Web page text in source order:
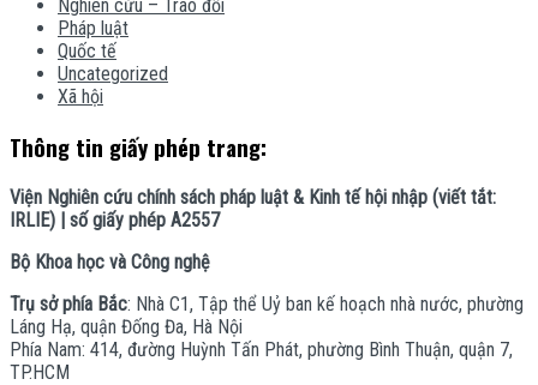
Nghiên cứu – Trao đổi
Pháp luật
Quốc tế
Uncategorized
Xã hội
Thông tin giấy phép trang:
Viện Nghiên cứu chính sách pháp luật & Kinh tế hội nhập (viết tắt:
IRLIE) | số giấy phép A2557
Bộ Khoa học và Công nghệ
Trụ sở phía Bắc: Nhà C1, Tập thể Uỷ ban kế hoạch nhà nước, phường
Láng Hạ, quận Đống Đa, Hà Nội
Phía Nam: 414, đường Huỳnh Tấn Phát, phường Bình Thuận, quận 7,
TP.HCM